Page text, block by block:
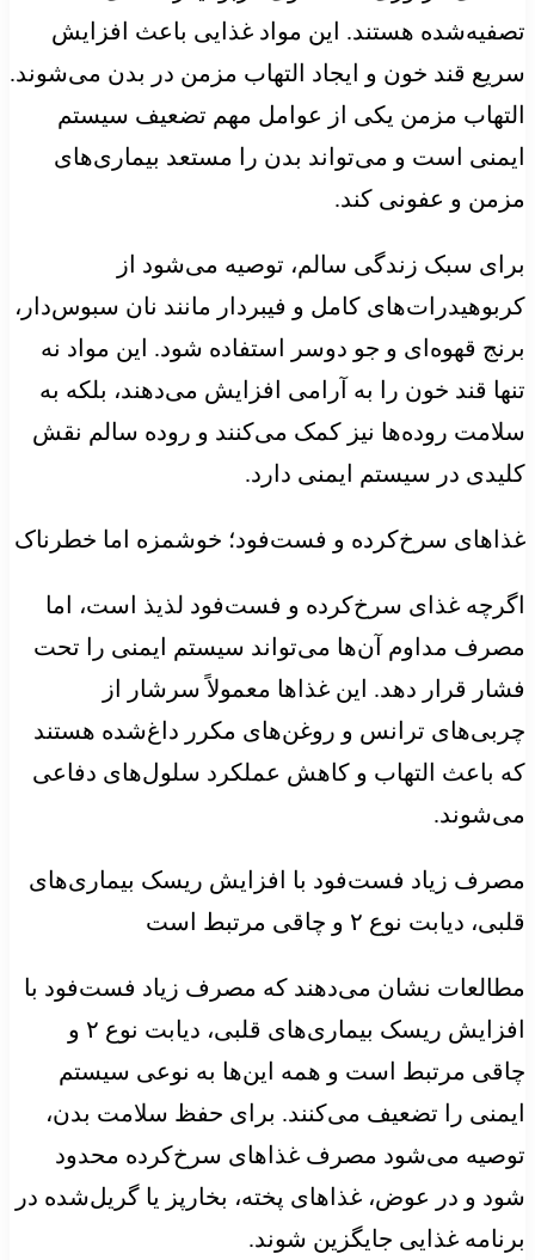
تصفیه‌شده هستند. این مواد غذایی باعث افزایش
سریع قند خون و ایجاد التهاب مزمن در بدن می‌شوند.
التهاب مزمن یکی از عوامل مهم تضعیف سیستم
ایمنی است و می‌تواند بدن را مستعد بیماری‌های
مزمن و عفونی کند.
برای سبک زندگی سالم، توصیه می‌شود از
کربوهیدرات‌های کامل و فیبردار مانند نان سبوس‌دار،
برنج قهوه‌ای و جو دوسر استفاده شود. این مواد نه
تنها قند خون را به آرامی افزایش می‌دهند، بلکه به
سلامت روده‌ها نیز کمک می‌کنند و روده سالم نقش
کلیدی در سیستم ایمنی دارد.
غذاهای سرخ‌کرده و فست‌فود؛ خوشمزه اما خطرناک
اگرچه غذای سرخ‌کرده و فست‌فود لذیذ است، اما
مصرف مداوم آن‌ها می‌تواند سیستم ایمنی را تحت
فشار قرار دهد. این غذاها معمولاً سرشار از
چربی‌های ترانس و روغن‌های مکرر داغ‌شده هستند
که باعث التهاب و کاهش عملکرد سلول‌های دفاعی
می‌شوند.
مصرف زیاد فست‌فود با افزایش ریسک بیماری‌های
قلبی، دیابت نوع ۲ و چاقی مرتبط است
مطالعات نشان می‌دهند که مصرف زیاد فست‌فود با
افزایش ریسک بیماری‌های قلبی، دیابت نوع ۲ و
چاقی مرتبط است و همه این‌ها به نوعی سیستم
ایمنی را تضعیف می‌کنند. برای حفظ سلامت بدن،
توصیه می‌شود مصرف غذاهای سرخ‌کرده محدود
شود و در عوض، غذاهای پخته، بخارپز یا گریل‌شده در
برنامه غذایی جایگزین شوند.